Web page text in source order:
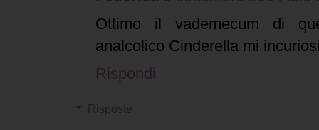
Ottimo il vademecum di
analcolico Cinderella mi
Rispondi
Risposte